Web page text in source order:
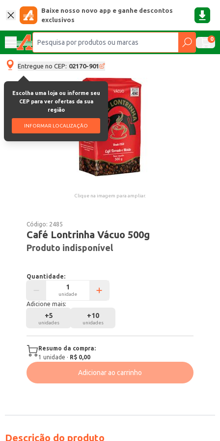
Baixe nosso novo app e ganhe descontos
exclusivos
0
Entregue no CEP: 02170-901
Escolha uma loja ou informe seu
CEP para ver ofertas da sua
região
INFORMAR LOCALIZAÇÃO
Clique na imagem para ampliar.
Código: 2485
Café Lontrinha Vácuo 500g
Produto indisponível
Quantidade:
unidade
Adicione mais:
+5
unidades
+10
unidades
Resumo da compra:
1 unidade · R$ 0,00
Adicionar ao carrinho
Descrição do produto